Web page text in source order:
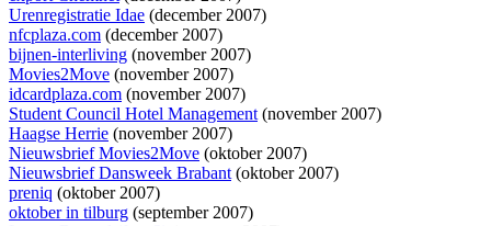
Urenregistratie Idae (december 2007)
nfcplaza.com (december 2007)
bijnen-interliving (november 2007)
Movies2Move (november 2007)
idcardplaza.com (november 2007)
Student Council Hotel Management(november 2007)
Haagse Herrie (november 2007)
Nieuwsbrief Movies2Move (oktober 2007)
Nieuwsbrief Dansweek Brabant(oktober 2007)
preniq (oktober 2007)
oktober in tilburg (september 2007)